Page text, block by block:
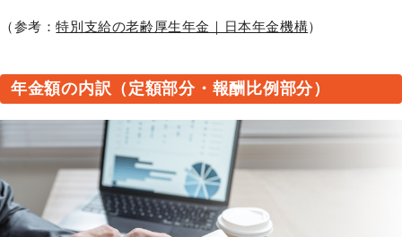
（参考：特別支給の老齢厚生年金｜日本年金機構）
年金額の内訳（定額部分・報酬比例部分）